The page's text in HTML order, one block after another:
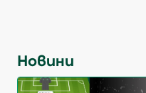
Новини